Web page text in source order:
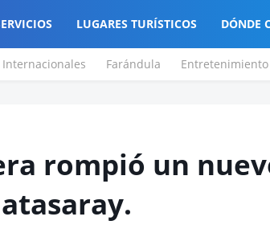
LUGARES TURÍSTICOS DÓNDE
Internacionales Farándula Entretenimiento
rompió un